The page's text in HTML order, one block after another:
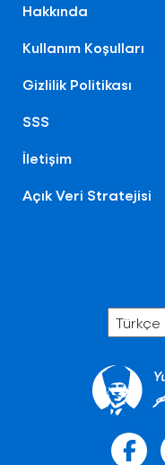
Hakkında
Kullanım Koşulları
Gizlilik Politikası
SSS
İletişim
Açık Veri Stratejisi